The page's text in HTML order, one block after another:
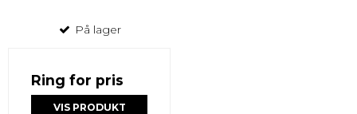
På lager
Ring for pris
VIS PRODUKT